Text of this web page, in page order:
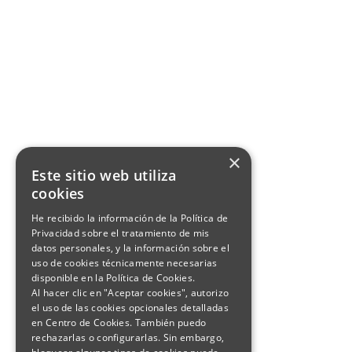
×
Este sitio web utiliza
cookies
He recibido la información de la Política de
Privacidadsobre el tratamiento de mis
datos personales, y la información sobre el
uso de cookies técnicamente necesarias
disponible en la Política de Cookies.
Al hacer clic en "Aceptar cookies", autorizo
el uso de las cookies opcionales detalladas
en Centro de Cookies. También puedo
rechazarlas o configurarlas. Sin embargo,